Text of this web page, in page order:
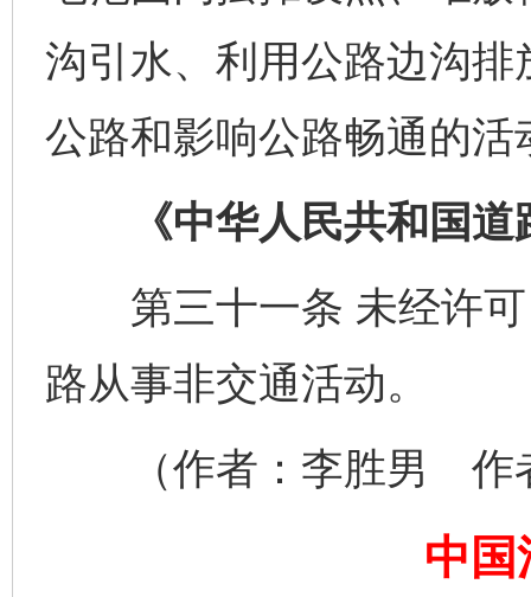
沟引水、利用公路边沟
公路和影响公路畅通的活
《中华人民共和国道
第三十一条 未经许可
路从事非交通活动。
（作者：李胜男 作者
中国
网上购药对药下症？
谢